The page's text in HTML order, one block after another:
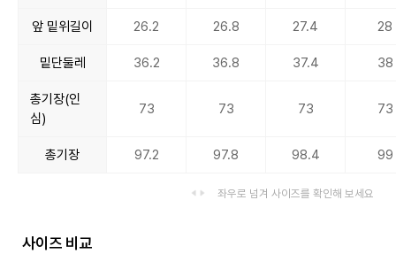
앞 밑위길이 26.2 26.8 27.4 28
밑단둘레 36.2 36.8 37.4 38
총기장(인
심)
73 73 73 73
총기장 97.2 97.8 98.4 99
좌우로 넘겨 사이즈를 확인해 보세요
사이즈 비교